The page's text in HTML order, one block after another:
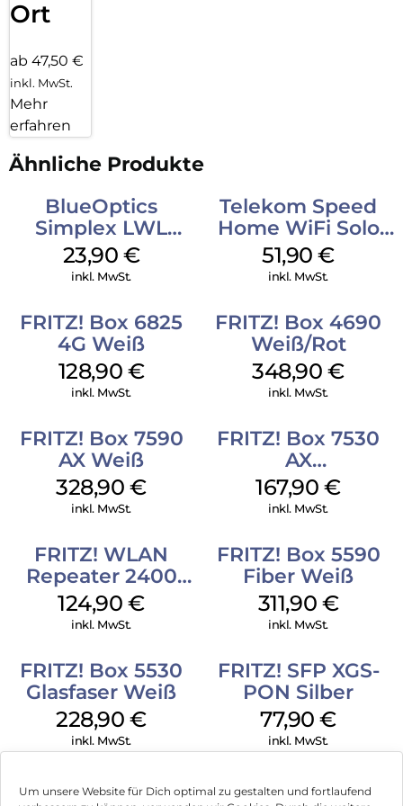
Um unsere Website für Dich optimal zu gestalten und fortlaufend
Mit FRITZ!App WLAN den besten Standort für den Repeater
Ort
ab 47,50 €
inkl. MwSt.
Mehr
erfahren
Ähnliche Produkte
BlueOptics
Simplex LWL
Patchkabel LC-
APC Singlemode
23,90 €
inkl. MwSt.
Telekom Speed
Home WiFi Solo
refurbished Weiß
51,90€
inkl. MwSt.
FRITZ! Box 6825
4G Weiß
128,90 €
inkl. MwSt.
FRITZ! Box 4690
Weiß/Rot
348,90€
inkl. MwSt.
FRITZ! Box 7590
AX Weiß
328,90€
inkl. MwSt.
FRITZ! Box 7530
AX
(Tarifvermarktung)
Weiß
167,90€
inkl. MwSt.
FRITZ! WLAN
Repeater 2400
Weiß
124,90€
inkl. MwSt.
FRITZ! Box 5590
Fiber Weiß
311,90 €
inkl. MwSt.
FRITZ! Box 5530
Glasfaser Weiß
228,90€
inkl. MwSt.
FRITZ! SFP XGS-
PON Silber
77,90€
inkl. MwSt.